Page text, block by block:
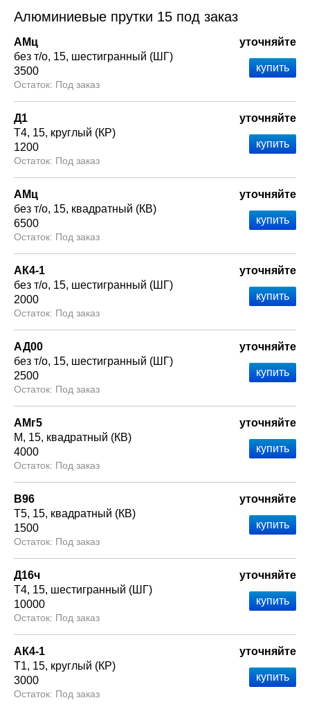
Алюминиевые прутки 15 под заказ
АМц
без т/о 15 шестигранный (ШГ)
3500
Под заказ
уточняйте
Д1
Т4 15 круглый (КР)
1200
Под заказ
уточняйте
АМц
без т/о 15 квадратный (КВ)
6500
Под заказ
уточняйте
АК4-1
без т/о 15 шестигранный (ШГ)
2000
Под заказ
уточняйте
АД00
без т/о 15 шестигранный (ШГ)
2500
Под заказ
уточняйте
АМг5
М
15 квадратный (КВ)
4000
Под заказ
уточняйте
В96
Т5 15 квадратный (КВ)
1500
Под заказ
уточняйте
Д16ч
Т4 15 шестигранный (ШГ)
10000
Под заказ
уточняйте
АК4-1
Т1 15 круглый (КР)
3000
Под заказ
уточняйте